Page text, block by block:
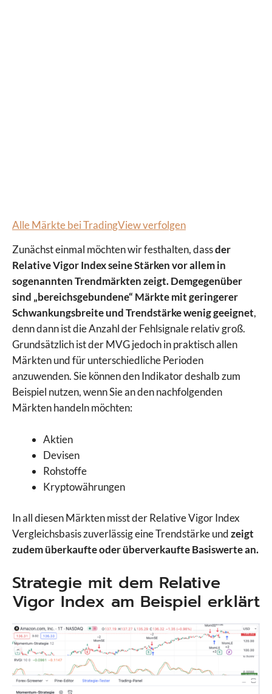
Alle Märkte bei TradingView verfolgen
Zunächst einmal möchten wir festhalten, dassder
Relative Vigor Index seine Stärken vor allem in
sogenannten Trendmärkten zeigt. Demgegenüber
sind „bereichsgebundene“ Märkte mit geringerer
Schwankungsbreite und Trendstärke wenig geeignet,
denn dann ist die Anzahl der Fehlsignale relativ groß.
Grundsätzlich ist der MVG jedoch in praktisch allen
Märkten und für unterschiedliche Perioden
anzuwenden. Sie können den Indikator deshalb zum
Beispiel nutzen, wenn Sie an den nachfolgenden
Märkten handeln möchten:
Aktien
Devisen
Rohstoffe
Kryptowährungen
In all diesen Märkten misst der Relative Vigor Index
Vergleichsbasis zuverlässig eine Trendstärke undzeigt
zudem überkaufte oder überverkaufte Basiswerte an.
Strategie mit dem Relative
Vigor Index am Beispiel erklärt